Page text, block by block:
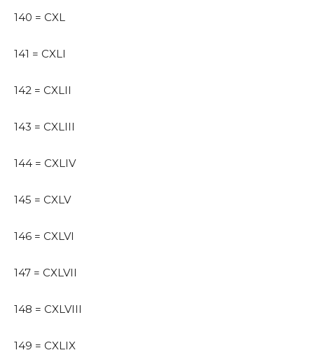
140 = CXL
141 = CXLI
142 = CXLII
143 = CXLIII
144 = CXLIV
145 = CXLV
146 = CXLVI
147 = CXLVII
148 = CXLVIII
149 = CXLIX